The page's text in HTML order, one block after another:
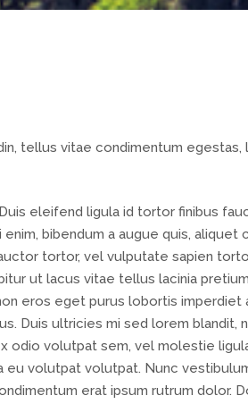
tellus vitae condimentum egestas,
eleifend ligula id tortor finibus
bibendum a augue quis, aliquet
tortor, vel vulputate sapien
ut lacus vitae tellus lacinia
eros eget purus lobortis imperdiet
Duis ultricies mi sed lorem blandit,
odio volutpat sem, vel molestie
eu volutpat volutpat. Nunc
erat ipsum rutrum dolor.